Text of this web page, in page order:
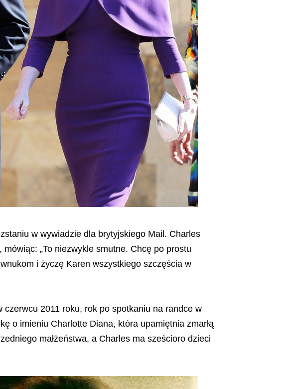
w wywiadzie dla brytyjskiego Mail. Charles
„To niezwykle smutne. Chcę po prostu
i życzę Karen wszystkiego szczęścia w
2011 roku, rok po spotkaniu na randce w
o imieniu Charlotte Diana, która upamiętnia zmarłą
małżeństwa, a Charles ma sześcioro dzieci